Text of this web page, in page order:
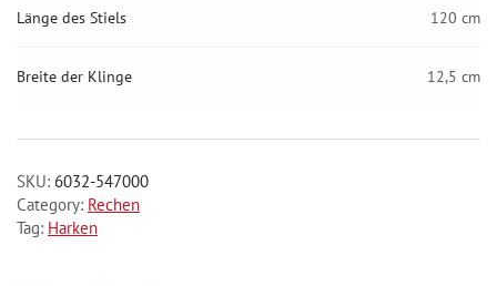
Länge des Stiels 120 cm
Breite der Klinge 12,5 cm
SKU: 6032-547000
Category: Rechen
Tag: Harken